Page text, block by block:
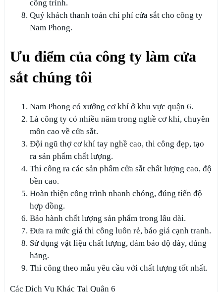
công trình.
Quý khách thanh toán chi phí cửa sắt cho công ty
Nam Phong.
Ưu điểm của công ty làm cửa
sắt chúng tôi
Nam Phong có xưởng cơ khí ở khu vực quận 6.
Là công ty có nhiều năm trong nghề cơ khí, chuyên
môn cao về cửa sắt.
Đội ngũ thợ cơ khí tay nghề cao, thi công đẹp, tạo
ra sản phẩm chất lượng.
Thi công ra các sản phẩm cửa sắt chất lượng cao, độ
bền cao.
Hoàn thiện công trình nhanh chóng, đúng tiến độ
hợp đồng.
Bảo hành chất lượng sản phẩm trong lâu dài.
Đưa ra mức giá thi công luôn rẻ, báo giá cạnh tranh.
Sử dụng vật liệu chất lượng, đảm bảo độ dày, đúng
hãng.
Thi công theo mẫu yêu cầu với chất lượng tốt nhất.
Các Dịch Vụ Khác Tại Quận 6